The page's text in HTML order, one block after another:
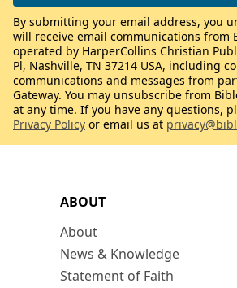
ABOUT
About
News & Knowledge
Statement of Faith
By submitting your email address, you
will receive email communications from
operated by HarperCollins Christian
Pl, Nashville, TN 37214 USA, including
communications and messages from
Gateway. You may unsubscribe from
at any time. If you have any questions,
Privacy Policy or email us at